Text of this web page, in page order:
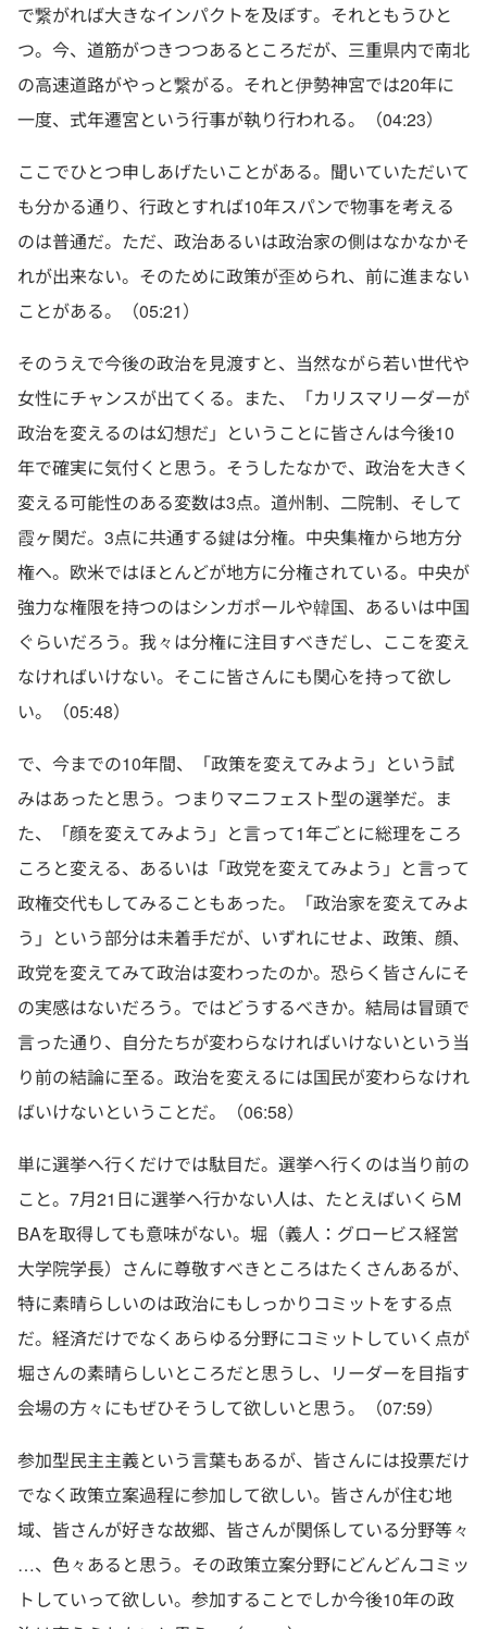
で繋がれば大きなインパクトを及ぼす。それともうひと
つ。今、道筋がつきつつあるところだが、三重県内で南北
の高速道路がやっと繋がる。それと伊勢神宮では20年に
一度、式年遷宮という行事が執り行われる。（04:23）
ここでひとつ申しあげたいことがある。聞いていただいて
も分かる通り、行政とすれば10年スパンで物事を考える
のは普通だ。ただ、政治あるいは政治家の側はなかなかそ
れが出来ない。そのために政策が歪められ、前に進まない
ことがある。（05:21）
そのうえで今後の政治を見渡すと、当然ながら若い世代や
女性にチャンスが出てくる。また、「カリスマリーダーが
政治を変えるのは幻想だ」ということに皆さんは今後10
年で確実に気付くと思う。そうしたなかで、政治を大きく
変える可能性のある変数は3点。道州制、二院制、そして
霞ヶ関だ。3点に共通する鍵は分権。中央集権から地方分
権へ。欧米ではほとんどが地方に分権されている。中央が
強力な権限を持つのはシンガポールや韓国、あるいは中国
ぐらいだろう。我々は分権に注目すべきだし、ここを変え
なければいけない。そこに皆さんにも関心を持って欲し
い。（05:48）
で、今までの10年間、「政策を変えてみよう」という試
みはあったと思う。つまりマニフェスト型の選挙だ。ま
た、「顔を変えてみよう」と言って1年ごとに総理をころ
ころと変える、あるいは「政党を変えてみよう」と言って
政権交代もしてみることもあった。「政治家を変えてみよ
う」という部分は未着手だが、いずれにせよ、政策、顔、
政党を変えてみて政治は変わったのか。恐らく皆さんにそ
の実感はないだろう。ではどうするべきか。結局は冒頭で
言った通り、自分たちが変わらなければいけないという当
り前の結論に至る。政治を変えるには国民が変わらなけれ
ばいけないということだ。（06:58）
単に選挙へ行くだけでは駄目だ。選挙へ行くのは当り前の
こと。7月21日に選挙へ行かない人は、たとえばいくらM
BAを取得しても意味がない。堀（義人：グロービス経営
大学院学長）さんに尊敬すべきところはたくさんあるが、
特に素晴らしいのは政治にもしっかりコミットをする点
だ。経済だけでなくあらゆる分野にコミットしていく点が
堀さんの素晴らしいところだと思うし、リーダーを目指す
会場の方々にもぜひそうして欲しいと思う。（07:59）
参加型民主主義という言葉もあるが、皆さんには投票だけ
でなく政策立案過程に参加して欲しい。皆さんが住む地
域、皆さんが好きな故郷、皆さんが関係している分野等々
…、色々あると思う。その政策立案分野にどんどんコミッ
トしていって欲しい。参加することでしか今後10年の政